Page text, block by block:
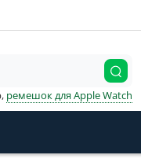
ремешок для Apple Watch